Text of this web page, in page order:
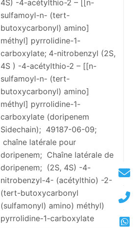
4S) -4-acétylthio-2 – [[n-
sulfamoyl-n- (tert-
butoxycarbonyl) amino]
méthyl] pyrrolidine-1-
carboxylate; 4-nitrobenzyl (2S,
4S ) -4-acétylthio-2 – [[n-
sulfamoyl-n- (tert-
butoxycarbonyl) amino]
méthyl] pyrrolidine-1-
carboxylate (doripenem
Sidechain); 49187-06-09;
chaîne latérale pour
doripenem; Chaîne latérale de
doripenem; (2S, 4S) -4-
nitrobenzyl-4- (acétylthio) -2-
(tert-butoxycarbonyl
(sulfamonyl) amino) méthyl)
pyrrolidine-1-carboxylate